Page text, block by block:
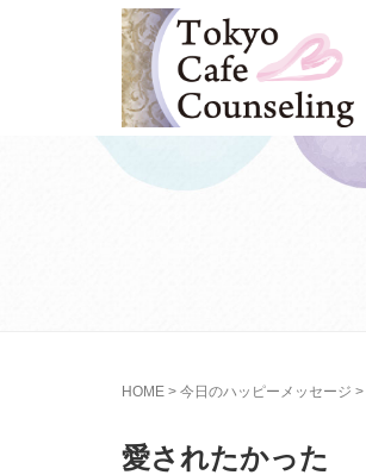
HOME > 今日のハッピーメッセージ >
愛されたかった